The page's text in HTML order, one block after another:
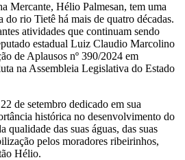
Mercante, Hélio Palmesan, tem uma
do rio Tietê há mais de quatro décadas.
atividades que continuam sendo
estadual Luiz Claudio Marcolino
de Aplausos nº 390/2024 em
na Assembleia Legislativa do Estado
de setembro dedicado em sua
histórica no desenvolvimento do
qualidade das suas águas, das suas
pelos moradores ribeirinhos,
Hélio.